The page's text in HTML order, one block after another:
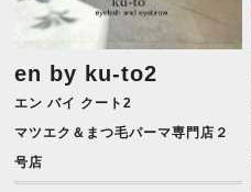
en by ku-to2
エン バイ クート2
マツエク＆まつ毛パーマ専門店２
号店